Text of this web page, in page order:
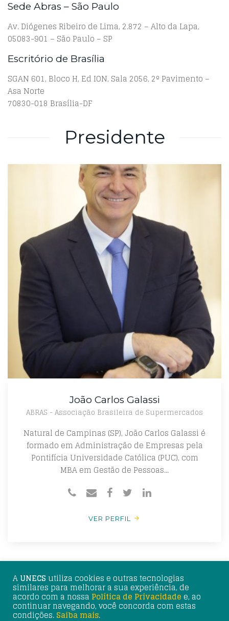
Sede Abras – São Paulo
Av. Diógenes Ribeiro de Lima, 2.872 – Alto da Lapa,
05083-901 – São Paulo – SP
Escritório de Brasília
SGAN 601, Bloco H, Ed ION, Sala 2056, 2º Pavimento –
Asa Norte
70830-018 Brasília-DF
Presidente
João Carlos Galassi
ABRAS - Associação Brasileira de Supermercados
Natural de Campinas (SP), João Carlos Galassi é
formado em Administração de Empresas pela
Pontifícia Universidade Católica (PUC), com
MBA em Gestão de Pessoas...
VER PERFIL
© 2025 UNECS - União Nacional de Entidades do Comércio
AUNECS utiliza cookies e outras tecnologias
similares para melhorar a sua experiência, de
acordo com a nossa Política de Privacidadee, ao
continuar navegando, você concorda com estas
condições.Saiba mais.